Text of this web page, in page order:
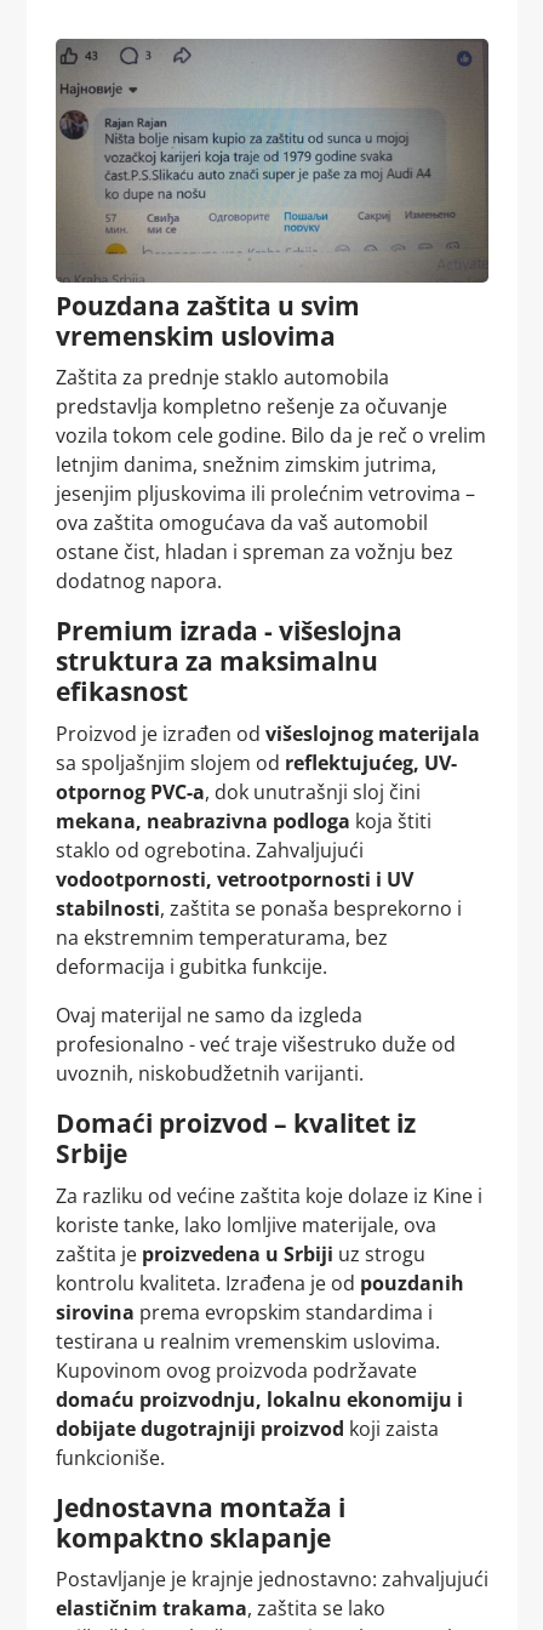
Kupujte sigurno i sa poverenjem –Krabazna šta radi!
Pouzdana zaštita u svim
vremenskim uslovima
Zaštita za prednje staklo automobila
predstavlja kompletno rešenje za očuvanje
vozila tokom cele godine. Bilo da je reč o vrelim
letnjim danima, snežnim zimskim jutrima,
jesenjim pljuskovima ili prolećnim vetrovima –
ova zaštita omogućava da vaš automobil
ostane čist, hladan i spreman za vožnju bez
dodatnog napora.
Premium izrada - višeslojna
struktura za maksimalnu
efikasnost
Proizvod je izrađen od višeslojnog materijala
sa spoljašnjim slojem od reflektujućeg, UV-
otpornog PVC-a, dok unutrašnji sloj čini
mekana, neabrazivna podloga koja štiti
staklo od ogrebotina. Zahvaljujući
vodootpornosti, vetrootpornosti i UV
stabilnosti, zaštita se ponaša besprekorno i
na ekstremnim temperaturama, bez
deformacija i gubitka funkcije.
Ovaj materijal ne samo da izgleda
profesionalno - već traje višestruko duže od
uvoznih, niskobudžetnih varijanti.
Domaći proizvod – kvalitet iz
Srbije
Za razliku od većine zaštita koje dolaze iz Kine i
koriste tanke, lako lomljive materijale, ova
zaštita je proizvedena u Srbiji uz strogu
kontrolu kvaliteta. Izrađena je od pouzdanih
sirovina prema evropskim standardima i
testirana u realnim vremenskim uslovima.
Kupovinom ovog proizvoda podržavate
domaću proizvodnju, lokalnu ekonomiju i
dobijate dugotrajniji proizvod koji zaista
funkcioniše.
Jednostavna montaža i
kompaktno sklapanje
Postavljanje je krajnje jednostavno: zahvaljujući
elastičnim trakama, zaštita se lako